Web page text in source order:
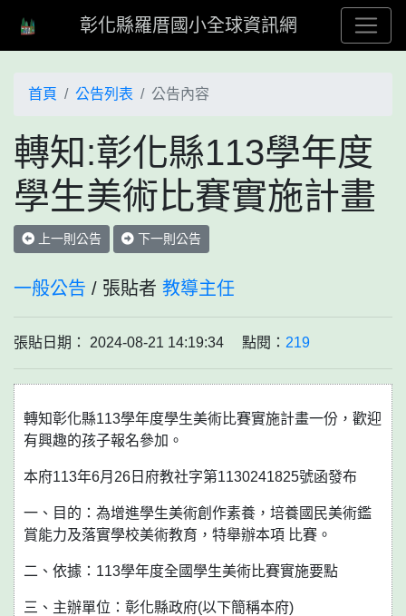
彰化縣羅厝國小全球資訊網
首頁 公告列表 公告內容
轉知:彰化縣113學年度
學生美術比賽實施計畫
上一則公告 下一則公告
一般公告 / 張貼者 教導主任
張貼日期： 2024-08-21 14:19:34 點閱： 219
轉知彰化縣113學年度學生美術比賽實施計畫一份，歡迎
有興趣的孩子報名參加。
本府113年6月26日府教社字第1130241825號函發布
一、目的：為增進學生美術創作素養，培養國民美術鑑
賞能力及落實學校美術教育，特舉辦本項 比賽。
二、依據：113學年度全國學生美術比賽實施要點
三、主辦單位：彰化縣政府(以下簡稱本府)